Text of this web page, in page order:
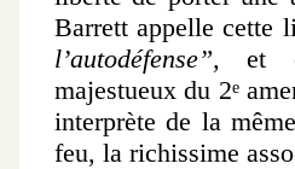
Barrett appelle cette
l’autodéfense”,et
majestueux du 2e
interprète de la
feu, la richissime